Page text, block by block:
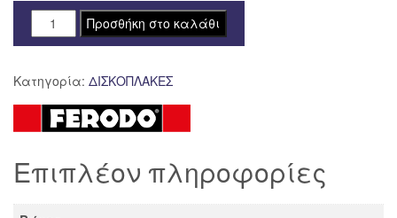
ΔΙΣΚΟΠΛΑΚΑ
FERODO
DUCATI
MONSTER
S4R
998
Προσθήκη στο καλάθι
Κατηγορία: ΔΙΣΚΟΠΛΑΚΕΣ
Επιπλέον πληροφορίες